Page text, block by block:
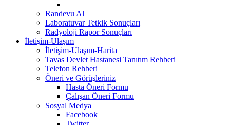
Randevu Al
Laboratuvar Tetkik Sonuçları
Radyoloji Rapor Sonuçları
İletişim-Ulaşım
İletişim-Ulaşım-Harita
Tavas Devlet Hastanesi Tanıtım Rehberi
Telefon Rehberi
Öneri ve Görüşleriniz
Hasta Öneri Formu
Çalışan Öneri Formu
Sosyal Medya
Facebook